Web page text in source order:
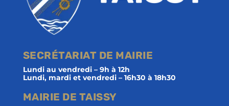
SECRÉTARIAT DE MAIRIE
Lundi au vendredi – 9h à 12h
Lundi, mardi et vendredi – 16h30 à 18h30
MAIRIE DE TAISSY